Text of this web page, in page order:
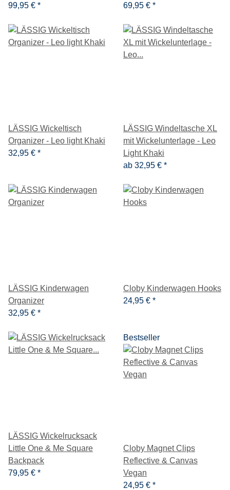
99,95 € *
69,95 € *
LÄSSIG Wickeltisch
Organizer - Leo light Khaki
32,95 € *
LÄSSIG Windeltasche XL
mit Wickelunterlage - Leo
Light Khaki
ab 32,95 € *
LÄSSIG Kinderwagen
Organizer
32,95 € *
Cloby Kinderwagen Hooks
24,95 € *
LÄSSIG Wickelrucksack
Little One & Me Square
Backpack
79,95 € *
Bestseller
Cloby Magnet Clips
Reflective & Canvas
Vegan
24,95 € *